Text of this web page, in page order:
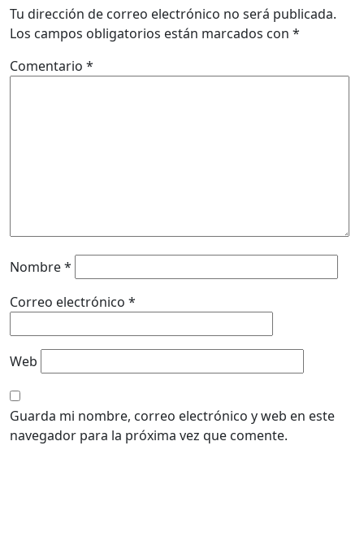
Tu dirección de correo electrónico no será publicada.
Los campos obligatorios están marcados con *
Comentario *
Nombre*
Correo electrónico *
Web
Guarda mi nombre, correo electrónico y web en este
navegador para la próxima vez que comente.